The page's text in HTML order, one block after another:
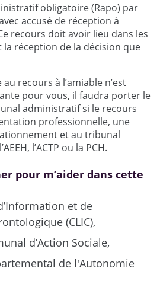
obligatoire (Rapo) par
accusé de réception à
recours doit avoir lieu dans les
réception de la décision que
recours à l’amiable n’est
pour vous, il faudra porter le
administratif si le recours
professionnelle, une
et au tribunal
l’ACTP ou la PCH.
pour m’aider dans cette
et de
(CLIC),
d’Action Sociale,
de l'Autonomie